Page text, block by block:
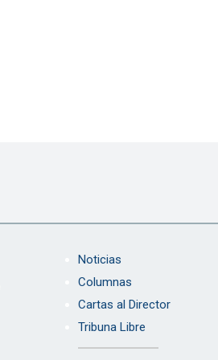
Noticias
Columnas
Cartas al Director
Tribuna Libre